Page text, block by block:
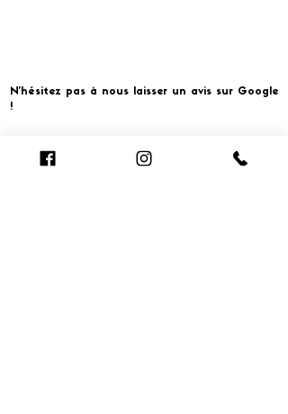
N'hésitez pas à nous laisser un avis sur Google
!
Cliquer pour laisser un avis